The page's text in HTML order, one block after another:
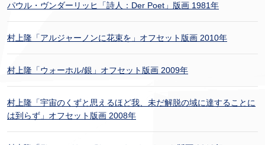
パウル・ヴンダーリッヒ「詩人：Der Poet」版画 1981年
村上隆「アルジャーノンに花束を」オフセット版画 2010年
村上隆「ウォーホル/銀」オフセット版画 2009年
村上隆「宇宙のくずと思えるほど我、未だ解脱の域に達することに
は到らず」オフセット版画 2008年